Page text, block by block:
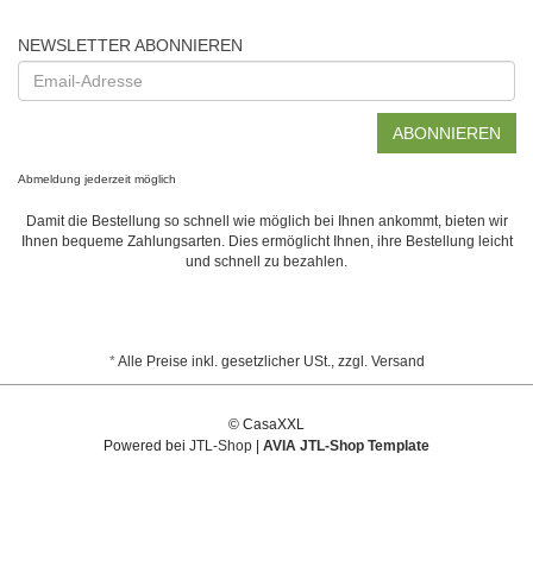
NEWSLETTER ABONNIEREN
Email-
Adresse
ABONNIEREN
Abmeldung jederzeit möglich
Damit die Bestellung so schnell wie möglich bei Ihnen ankommt, bieten wir
Ihnen bequeme Zahlungsarten. Dies ermöglicht Ihnen, ihre Bestellung leicht
und schnell zu bezahlen.
*Alle Preise inkl. gesetzlicher USt., zzgl. Versand
© CasaXXL
Powered bei JTL-Shop AVIA JTL-Shop Template